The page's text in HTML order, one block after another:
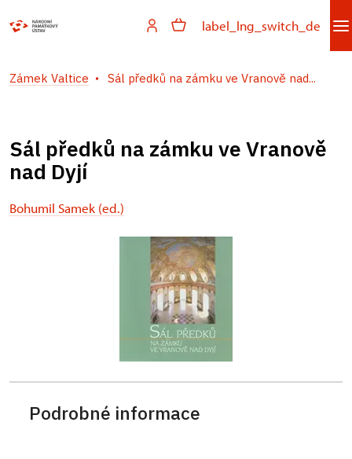
label_lng_switch_de
Zámek Valtice Sál předků na zámku ve Vranově nad...
Sál předků na zámku ve Vranově
nad Dyjí
Bohumil Samek (ed.)
Podrobné informace